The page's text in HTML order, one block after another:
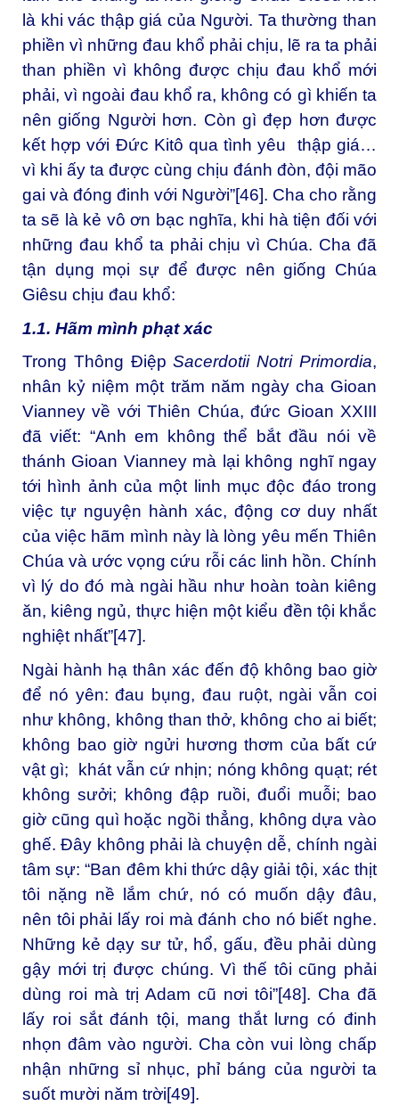
là khi vác thập giá của Người. Ta thường than
phiền vì những đau khổ phải chịu, lẽ ra ta phải
than phiền vì không được chịu đau khổ mới
phải, vì ngoài đau khổ ra, không có gì khiến ta
nên giống Người hơn. Còn gì đẹp hơn được
kết hợp với Đức Kitô qua tình yêu thập giá…
vì khi ấy ta được cùng chịu đánh đòn, đội mão
gai và đóng đinh với Người”[46]. Cha cho rằng
ta sẽ là kẻ vô ơn bạc nghĩa, khi hà tiện đối với
những đau khổ ta phải chịu vì Chúa. Cha đã
tận dụng mọi sự để được nên giống Chúa
Giêsu chịu đau khổ:
1.1. Hãm mình phạt xác
Trong Thông ĐiệpSacerdotii Notri Primordia,
nhân kỷ niệm một trăm năm ngày cha Gioan
Vianney về với Thiên Chúa, đức Gioan XXIII
đã viết: “Anh em không thể bắt đầu nói về
thánh Gioan Vianney mà lại không nghĩ ngay
tới hình ảnh của một linh mục độc đáo trong
việc tự nguyện hành xác, động cơ duy nhất
của việc hãm mình này là lòng yêu mến Thiên
Chúa và ước vọng cứu rỗi các linh hồn. Chính
vì lý do đó mà ngài hầu như hoàn toàn kiêng
ăn, kiêng ngủ, thực hiện một kiểu đền tội khắc
nghiệt nhất”[47].
Ngài hành hạ thân xác đến độ không bao giờ
để nó yên: đau bụng, đau ruột, ngài vẫn coi
như không, không than thở, không cho ai biết;
không bao giờ ngửi hương thơm của bất cứ
vật gì; khát vẫn cứ nhịn; nóng không quạt; rét
không sưởi; không đập ruồi, đuổi muỗi; bao
giờ cũng quì hoặc ngồi thẳng, không dựa vào
ghế. Đây không phải là chuyện dễ, chính ngài
tâm sự: “Ban đêm khi thức dậy giải tội, xác thịt
tôi nặng nề lắm chứ, nó có muốn dậy đâu,
nên tôi phải lấy roi mà đánh cho nó biết nghe.
Những kẻ dạy sư tử, hổ, gấu, đều phải dùng
gậy mới trị được chúng. Vì thế tôi cũng phải
dùng roi mà trị Adam cũ nơi tôi”[48]. Cha đã
lấy roi sắt đánh tội, mang thắt lưng có đinh
nhọn đâm vào người. Cha còn vui lòng chấp
nhận những sỉ nhục, phỉ báng của người ta
suốt mười năm trời[49].